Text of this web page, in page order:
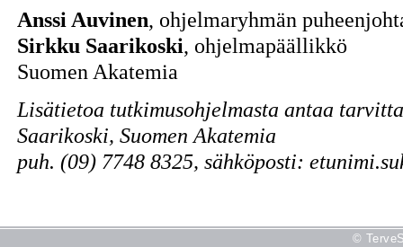
Anssi Auvinen, ohjelmaryhmän
Sirkku Saarikoski, ohjelmapäällikkö
Suomen Akatemia
Lisätietoa tutkimusohjelmasta antaa
Saarikoski, Suomen Akatemia
puh. (09) 7748 8325, sähköposti:
©